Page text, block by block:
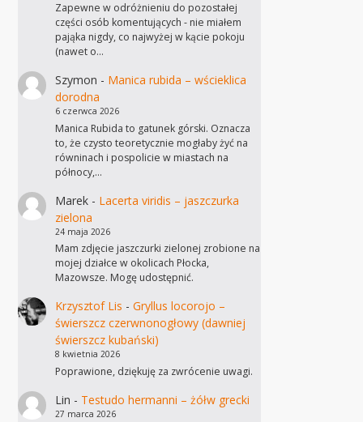
Zapewne w odróżnieniu do pozostałej
części osób komentujących - nie miałem
pająka nigdy, co najwyżej w kącie pokoju
(nawet o…
Szymon - Manica rubida – wścieklica
dorodna
6 czerwca 2026
Manica Rubida to gatunek górski. Oznacza
to, że czysto teoretycznie mogłaby żyć na
równinach i pospolicie w miastach na
północy,…
Marek- Lacerta viridis – jaszczurka
zielona
24 maja 2026
Mam zdjęcie jaszczurki zielonej zrobione na
mojej działce w okolicach Płocka,
Mazowsze. Mogę udostępnić.
Krzysztof Lis - Gryllus locorojo –
świerszcz czerwnonogłowy (dawniej
świerszcz kubański)
8 kwietnia 2026
Poprawione, dziękuję za zwrócenie uwagi.
Lin - Testudo hermanni – żółw grecki
27 marca 2026